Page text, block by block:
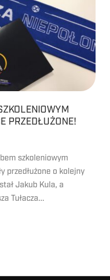
PRZEDŁUŻONE!
szkoleniowym
przedłużone o kolejny
Jakub Kula, a
Tułacza...